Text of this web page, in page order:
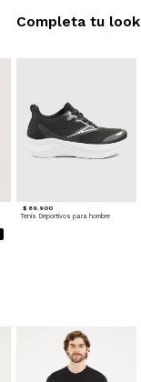
$ 89.900
Tenis Deportivos para hombre
Completa tu look